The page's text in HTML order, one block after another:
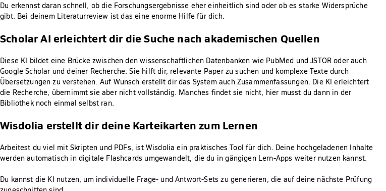
Du erkennst daran schnell, ob die Forschungsergebnisse eher einheitlich sind oder ob es starke Widersprüche
gibt. Bei deinem Literaturreview ist das eine enorme Hilfe für dich.
Scholar AI erleichtert dir die Suche nach akademischen Quellen
Diese KI bildet eine Brücke zwischen den wissenschaftlichen Datenbanken wie PubMed und JSTOR oder auch
Google Scholar und deiner Recherche. Sie hilft dir, relevante Paper zu suchen und komplexe Texte durch
Übersetzungen zu verstehen. Auf Wunsch erstellt dir das System auch Zusammenfassungen. Die KI erleichtert
die Recherche, übernimmt sie aber nicht vollständig. Manches findet sie nicht, hier musst du dann in der
Bibliothek noch einmal selbst ran.
Wisdolia erstellt dir deine Karteikarten zum Lernen
Arbeitest du viel mit Skripten und PDFs, ist Wisdolia ein praktisches Tool für dich. Deine hochgeladenen Inhalte
werden automatisch in digitale Flashcards umgewandelt, die du in gängigen Lern-Apps weiter nutzen kannst.
Du kannst die KI nutzen, um individuelle Frage- und Antwort-Sets zu generieren, die auf deine nächste Prüfung